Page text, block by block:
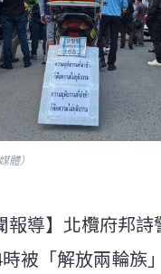
體）
報導】北欖府邦
被「解放兩輪族